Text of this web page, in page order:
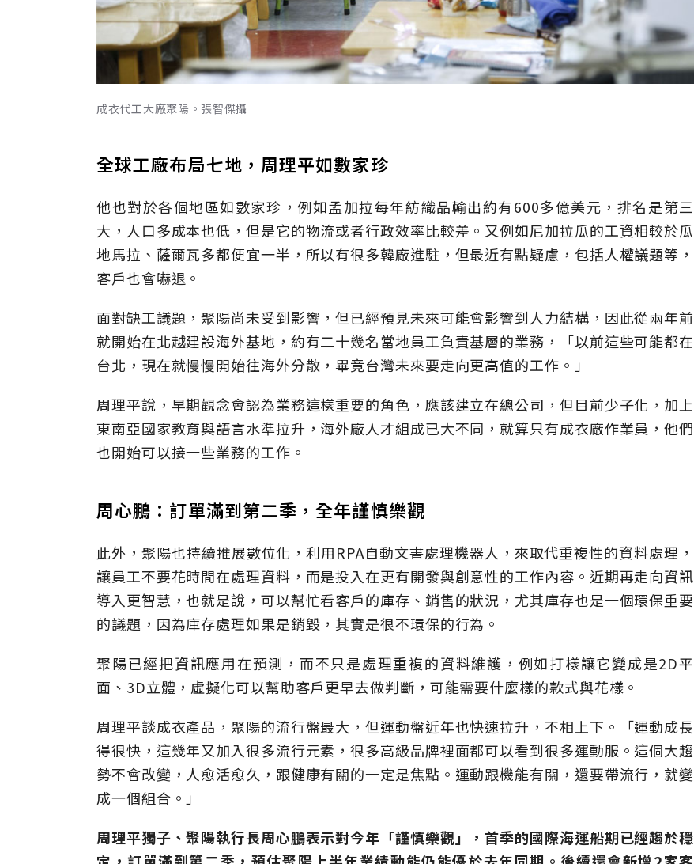
成衣代工大廠聚陽。張智傑攝
全球工廠布局七地，周理平如數家珍
他也對於各個地區如數家珍，例如孟加拉每年紡織品輸出約有600多億美元，排名是第三
大，人口多成本也低，但是它的物流或者行政效率比較差。又例如尼加拉瓜的工資相較於瓜
地馬拉、薩爾瓦多都便宜一半，所以有很多韓廠進駐，但最近有點疑慮，包括人權議題等，
客戶也會嚇退。
面對缺工議題，聚陽尚未受到影響，但已經預見未來可能會影響到人力結構，因此從兩年前
就開始在北越建設海外基地，約有二十幾名當地員工負責基層的業務，「以前這些可能都在
台北，現在就慢慢開始往海外分散，畢竟台灣未來要走向更高值的工作。」
周理平說，早期觀念會認為業務這樣重要的角色，應該建立在總公司，但目前少子化，加上
東南亞國家教育與語言水準拉升，海外廠人才組成已大不同，就算只有成衣廠作業員，他們
也開始可以接一些業務的工作。
周心鵬：訂單滿到第二季，全年謹慎樂觀
此外，聚陽也持續推展數位化，利用RPA自動文書處理機器人，來取代重複性的資料處理，
讓員工不要花時間在處理資料，而是投入在更有開發與創意性的工作內容。近期再走向資訊
導入更智慧，也就是說，可以幫忙看客戶的庫存、銷售的狀況，尤其庫存也是一個環保重要
的議題，因為庫存處理如果是銷毀，其實是很不環保的行為。
聚陽已經把資訊應用在預測，而不只是處理重複的資料維護，例如打樣讓它變成是2D平
面、3D立體，虛擬化可以幫助客戶更早去做判斷，可能需要什麼樣的款式與花樣。
周理平談成衣產品，聚陽的流行盤最大，但運動盤近年也快速拉升，不相上下。「運動成長
得很快，這幾年又加入很多流行元素，很多高級品牌裡面都可以看到很多運動服。這個大趨
勢不會改變，人愈活愈久，跟健康有關的一定是焦點。運動跟機能有關，還要帶流行，就變
成一個組合。」
周理平獨子、聚陽執行長周心鵬表示對今年「謹慎樂觀」，首季的國際海運船期已經趨於穩